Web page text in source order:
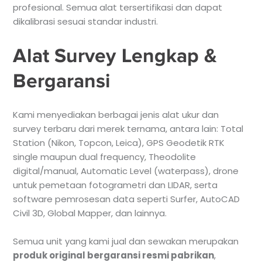
profesional. Semua alat tersertifikasi dan dapat
dikalibrasi sesuai standar industri.
Alat Survey Lengkap &
Bergaransi
Kami menyediakan berbagai jenis alat ukur dan
survey terbaru dari merek ternama, antara lain: Total
Station (Nikon, Topcon, Leica), GPS Geodetik RTK
single maupun dual frequency, Theodolite
digital/manual, Automatic Level (waterpass), drone
untuk pemetaan fotogrametri dan LIDAR, serta
software pemrosesan data seperti Surfer, AutoCAD
Civil 3D, Global Mapper, dan lainnya.
Semua unit yang kami jual dan sewakan merupakan
produk original bergaransi resmi pabrikan,